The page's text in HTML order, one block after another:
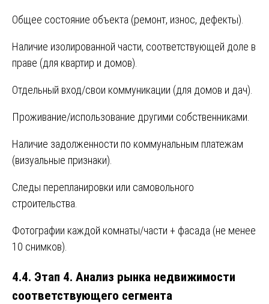
Общее состояние объекта (ремонт, износ, дефекты).
Наличие изолированной части, соответствующей доле в
праве (для квартир и домов).
Отдельный вход/свои коммуникации (для домов и дач).
Проживание/использование другими собственниками.
Наличие задолженности по коммунальным платежам
(визуальные признаки).
Следы перепланировки или самовольного
строительства.
Фотографии каждой комнаты/части + фасада (не менее
10 снимков).
4.4. Этап 4. Анализ рынка недвижимости
соответствующего сегмента